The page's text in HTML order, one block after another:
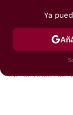
POSTRES
HOY SE HABLA DE
Ya